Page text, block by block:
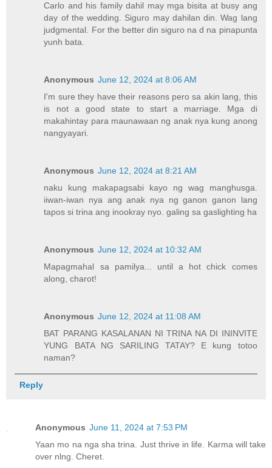
Carlo and his family dahil may mga bisita at busy ang
day of the wedding. Siguro may dahilan din. Wag lang
judgmental. For the better din siguro na d na pinapunta
yunh bata.
Anonymous June 12, 2024 at 8:06 AM
I'm sure they have their reasons pero sa akin lang, this
is not a good state to start a marriage. Mga di
makahintay para maunawaan ng anak nya kung anong
nangyayari.
Anonymous June 12, 2024 at 8:21 AM
naku kung makapagsabi kayo ng wag manghusga.
iiwan-iwan nya ang anak nya ng ganon ganon lang
tapos si trina ang inookray nyo. galing sa gaslighting ha
Anonymous June 12, 2024 at 10:32 AM
Mapagmahal sa pamilya... until a hot chick comes
along, charot!
Anonymous June 12, 2024 at 11:08 AM
BAT PARANG KASALANAN NI TRINA NA DI ININVITE
YUNG BATA NG SARILING TATAY? E kung totoo
naman?
Reply
Anonymous June 11, 2024 at 7:53 PM
Yaan mo na nga sha trina. Just thrive in life. Karma will take
over nlng. Cheret.